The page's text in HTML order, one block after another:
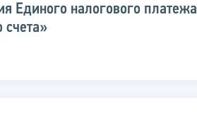
Единого налогового платежа
счета»